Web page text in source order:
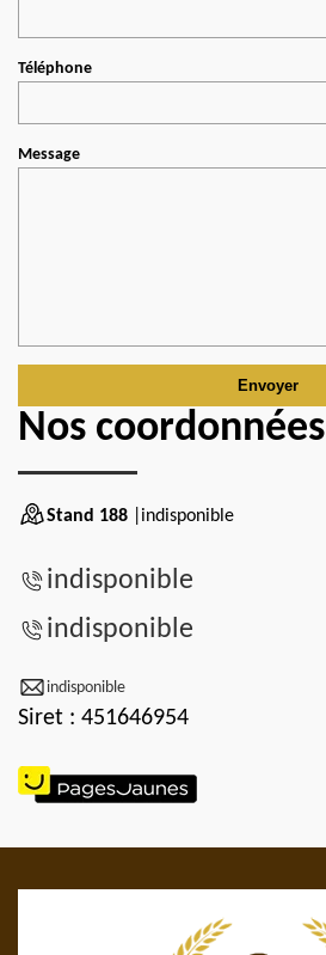
Téléphone
Message
Nos coordonnées
Stand 188 |indisponible
indisponible
indisponible
indisponible
Siret : 451646954